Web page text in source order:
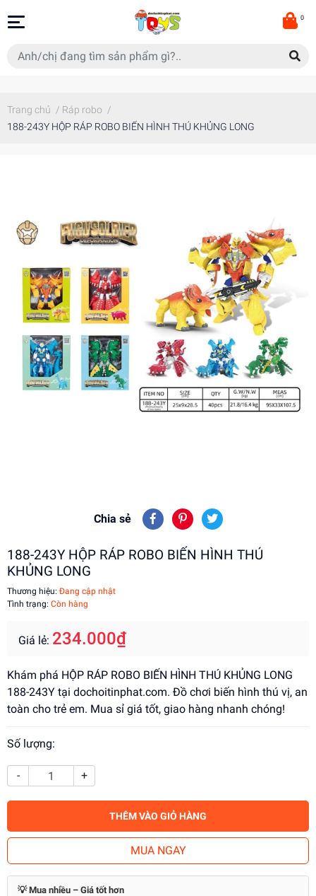
0
Trang chủ / Ráp robo /
188-243Y HỘP RÁP ROBO BIẾN HÌNH THÚ KHỦNG LONG
Chia sẻ
188-243Y HỘP RÁP ROBO BIẾN HÌNH THÚ
KHỦNG LONG
Thương hiệu: Đang cập nhật
Tình trạng: Còn hàng
Giá lẻ: 234.000₫
Khám phá HỘP RÁP ROBO BIẾN HÌNH THÚ KHỦNG LONG
188-243Y tại dochoitinphat.com. Đồ chơi biến hình thú vị, an
toàn cho trẻ em. Mua sỉ giá tốt, giao hàng nhanh chóng!
Số lượng:
- +
THÊM VÀO GIỎ HÀNG
MUA NGAY
💡 Mua nhiều – Giá tốt hơn